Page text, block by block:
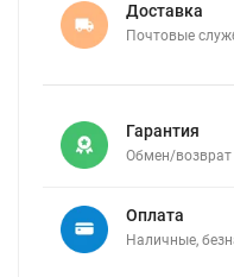
Доставка
Почтовые
Гарантия
Обмен/возврат
Оплата
Наличные,